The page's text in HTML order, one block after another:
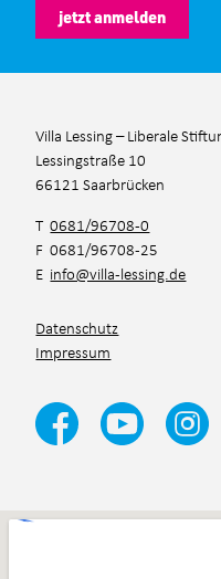
jetzt anmelden
Villa Lessing – Liberale
Lessingstraße 10
66121 Saarbrücken
T0681/96708-0
F 0681/96708-25
E info@villa-lessing.de
Datenschutz
Impressum